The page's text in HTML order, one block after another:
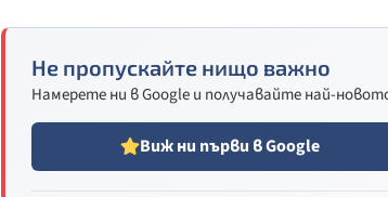
Не пропускайте нищо важно
Намерете ни в Google и получавайте най-
Виж ни първи в Google